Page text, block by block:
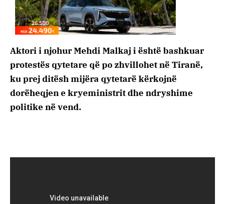
Aktori i njohur Mehdi Malkaj i është bashkuar
protestës qytetare që po zhvillohet në Tiranë,
ku prej ditësh mijëra qytetarë kërkojnë
dorëheqjen e kryeministrit dhe ndryshime
politike në vend.